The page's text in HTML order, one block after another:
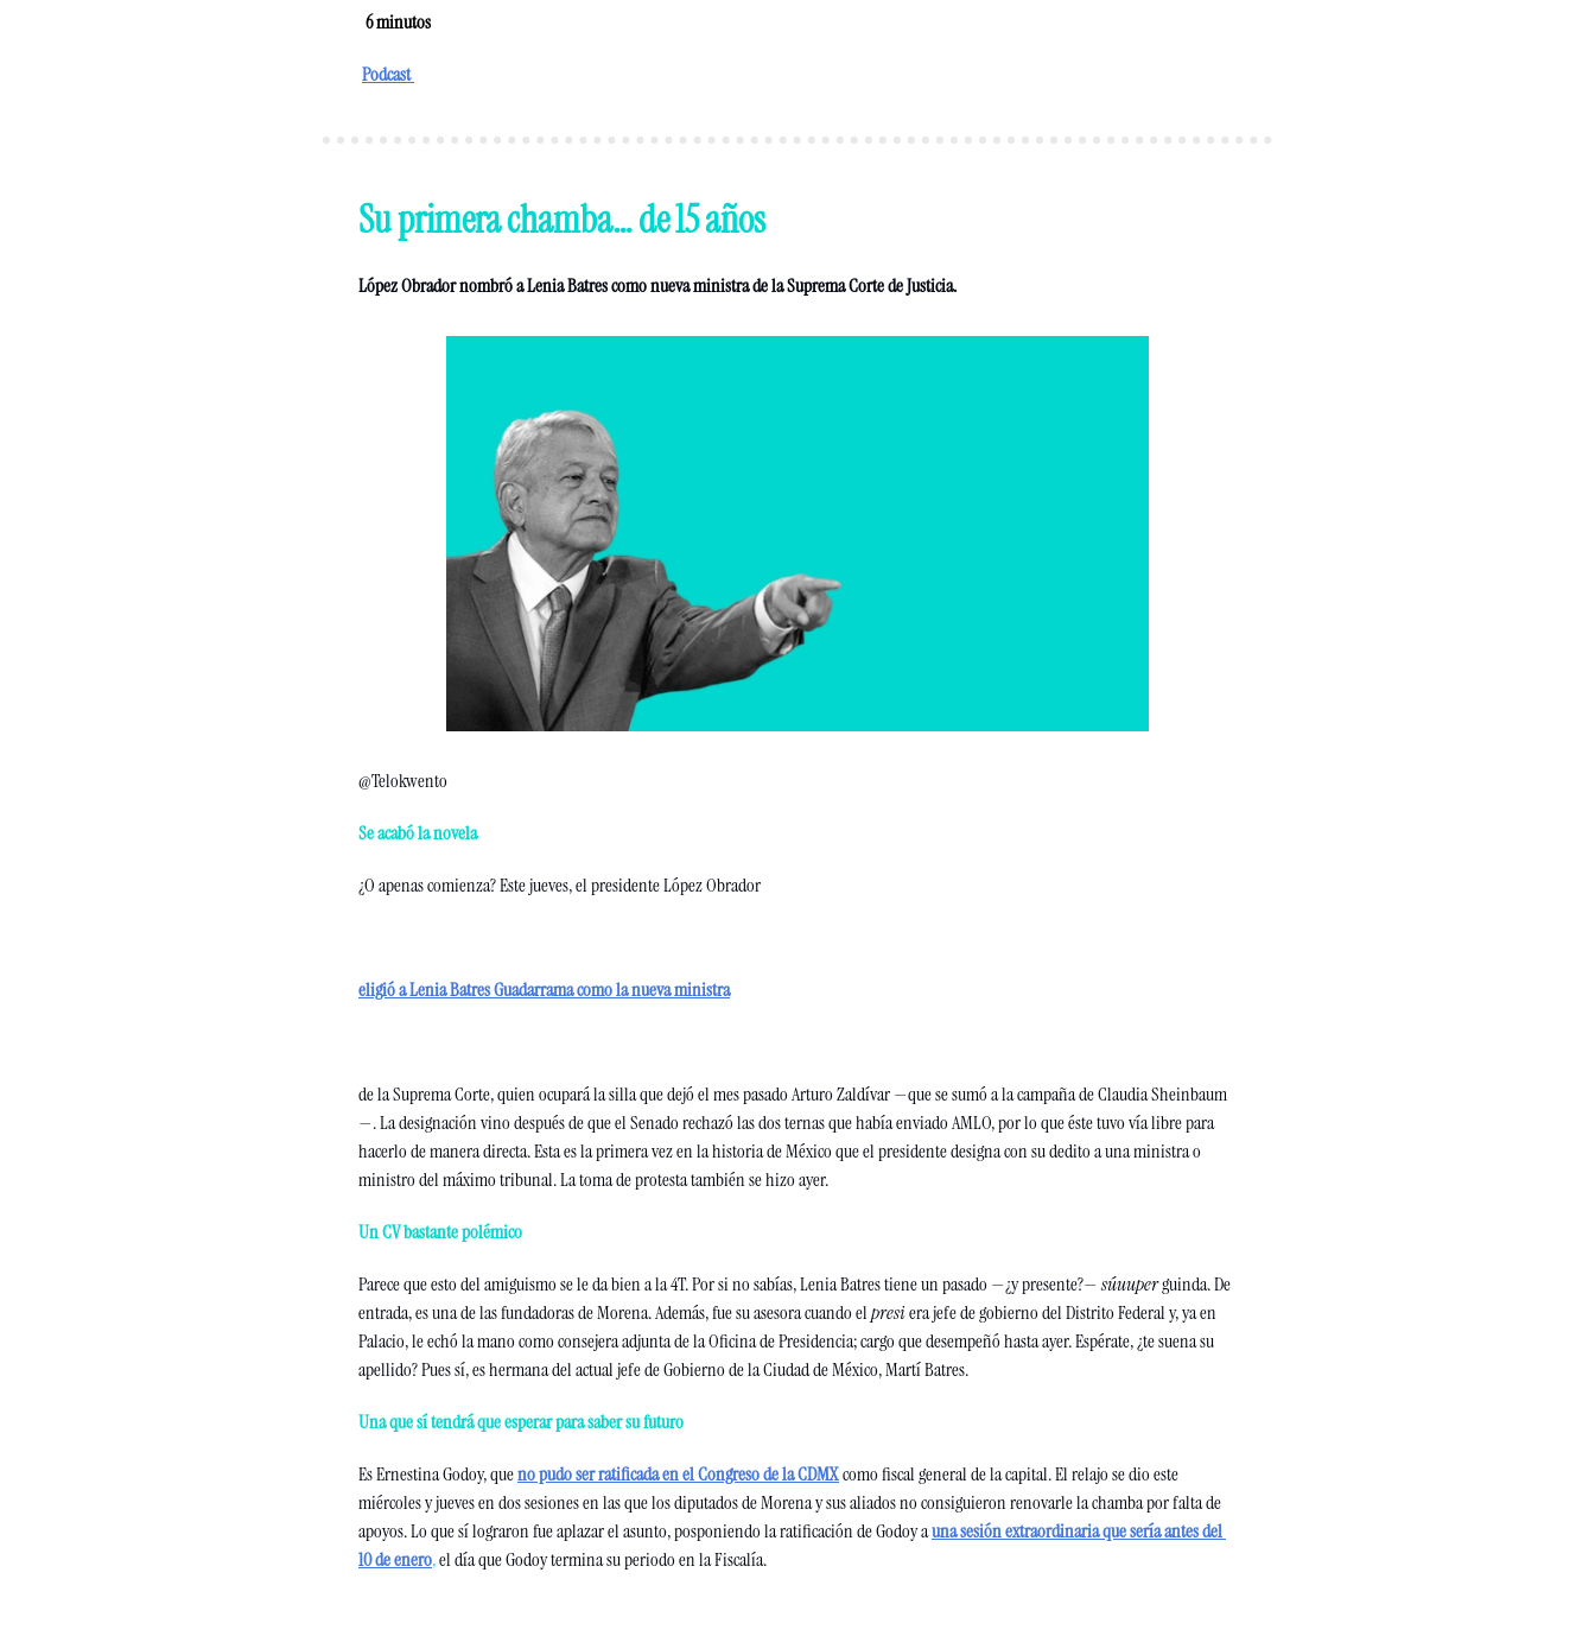
6 minutos
Podcast
Su primera chamba… de 15 años
López Obrador nombró a Lenia Batres como nueva ministra de la Suprema Corte de Justicia.
@Telokwento
Se acabó la novela
¿O apenas comienza? Este jueves, el presidente López Obrador
eligió a Lenia Batres Guadarrama como la nueva ministra
de la Suprema Corte, quien ocupará la silla que dejó el mes pasado Arturo Zaldívar —que se sumó a la campaña de Claudia Sheinbaum
—. La designación vino después de que el Senado rechazó las dos ternas que había enviado AMLO, por lo que éste tuvo vía libre para
hacerlo de manera directa. Esta es la primera vez en la historia de México que el presidente designa con su dedito a una ministra o
ministro del máximo tribunal. La toma de protesta también se hizo ayer.
Un CV bastante polémico
Parece que esto del amiguismo se le da bien a la 4T. Por si no sabías, Lenia Batres tiene un pasado —¿y presente?— súuuper guinda. De
entrada, es una de las fundadoras de Morena. Además, fue su asesora cuando el presi era jefe de gobierno del Distrito Federal y, ya en
Palacio, le echó la mano como consejera adjunta de la Oficina de Presidencia; cargo que desempeñó hasta ayer. Espérate, ¿te suena su
apellido? Pues sí, es hermana del actual jefe de Gobierno de la Ciudad de México, Martí Batres.
Una que sí tendrá que esperar para saber su futuro
Es Ernestina Godoy, queno pudo ser ratificada en el Congreso de la CDMXcomo fiscal general de la capital. El relajo se dio este
miércoles y jueves en dos sesiones en las que los diputados de Morena y sus aliados no consiguieron renovarle la chamba por falta de
apoyos. Lo que sí lograron fue aplazar el asunto, posponiendo la ratificación de Godoy a una sesión extraordinaria que sería antes del
10 de enero, el día que Godoy termina su periodo en la Fiscalía.